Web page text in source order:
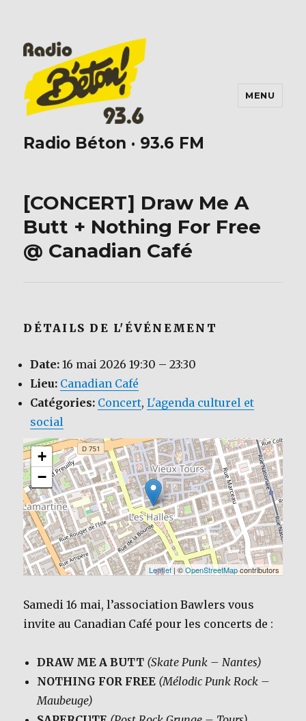
Radio Béton · 93.6 FM
MENU
[CONCERT] Draw Me A
Butt + Nothing For Free
@ Canadian Café
DÉTAILS DE L'ÉVÉNEMENT
Date: 16 mai 2026 19:30 –23:30
Lieu: Canadian Café
Catégories: Concert,L'agenda culturel et
social
+
−
Leaflet| ©OpenStreetMapcontributors
Samedi 16 mai, l’association Bawlers vous
invite au Canadian Café pour les concerts de :
DRAW ME A BUTT (Skate Punk – Nantes)
NOTHING FOR FREE (Mélodic Punk Rock –
Maubeuge)